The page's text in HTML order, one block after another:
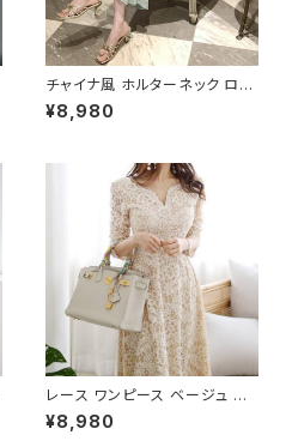
チャイナ風 ホルターネック ロン
グドレス レディース シアー 透け
感 スリムフィット Iライン 美シル
ゾート お呼ばれ ライトブルー C
-OSS0259
¥8,980
レース ワンピース ベージュ マ
キシ丈ドレス 長袖 きれいめ 大
人上品 エレガント デート お呼
¥8,980